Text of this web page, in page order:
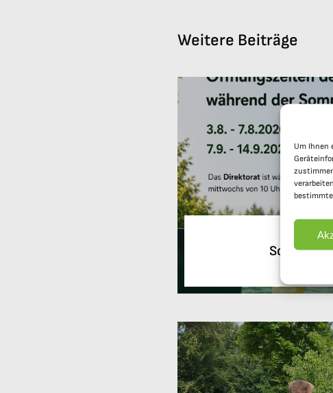
Um Ihnen
Weitere Beiträge
Schöne